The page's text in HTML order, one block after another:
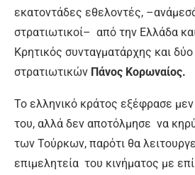
εκατοντάδες εθελοντές,
στρατιωτικοί– από την Ελλάδα
Κρητικός συνταγματάρχης και
στρατιωτικών Πάνος Κορωναίος.
Το ελληνικό κράτος εξέφρασε
του, αλλά δεν αποτόλμησε να
των Τούρκων, παρότι θα
επιμελητεία του κινήματος με